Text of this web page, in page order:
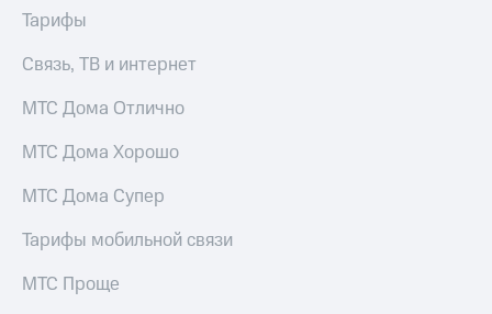
Тарифы
Связь, ТВ и интернет
МТС Дома Отлично
МТС Дома Хорошо
МТС Дома Супер
Тарифы мобильной связи
МТС Проще